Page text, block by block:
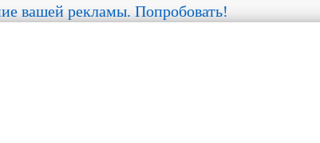
вашей рекламы. Попробовать!